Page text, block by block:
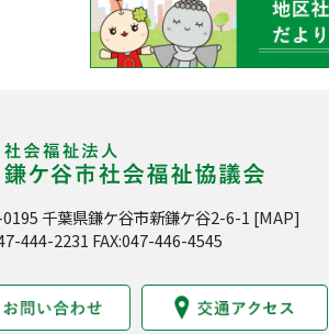
千葉県鎌ケ谷市新鎌ケ谷2-6-1 [MAP]
444-2231 FAX:047-446-4545